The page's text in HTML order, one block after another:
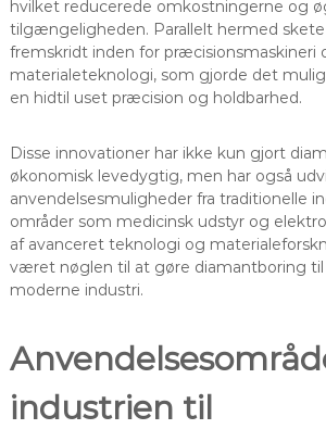
hvilket reducerede omkostningerne og
tilgængeligheden. Parallelt hermed
fremskridt inden for præcisionsmaskineri
materialeteknologi, som gjorde det
en hidtil uset præcision og holdbarhed.
Disse innovationer har ikke kun gjort
økonomisk levedygtig, men har også
anvendelsesmuligheder fra traditionelle
områder som medicinsk udstyr og
af avanceret teknologi og
været nøglen til at gøre diamantboring
moderne industri.
industrien til